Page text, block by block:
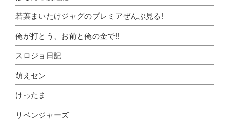
若葉まいたけジャグのプレミアぜんぶ見る!
俺が打とう、お前と俺の金で!!
スロジョ日記
萌えセン
けったま
リベンジャーズ